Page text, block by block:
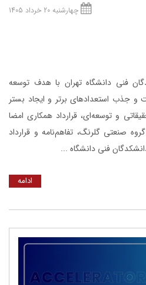
چهارشنبه 20 خرداد 1405
فنی دانشگاه تهران با هدف توسعه
جذب استعدادهای برتر و ایجاد بستر
و توسعه‌ای، قرارداد همکاری امضا
صنعتی گلرنگ، تفاهم‌نامه و قرارداد
فنی دانشگاه ...
ادامه